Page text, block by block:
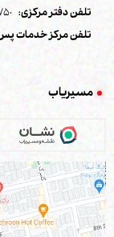
تلفن دفتر مرکزی: 021
تلفن مرکز خدمات
مسیریاب